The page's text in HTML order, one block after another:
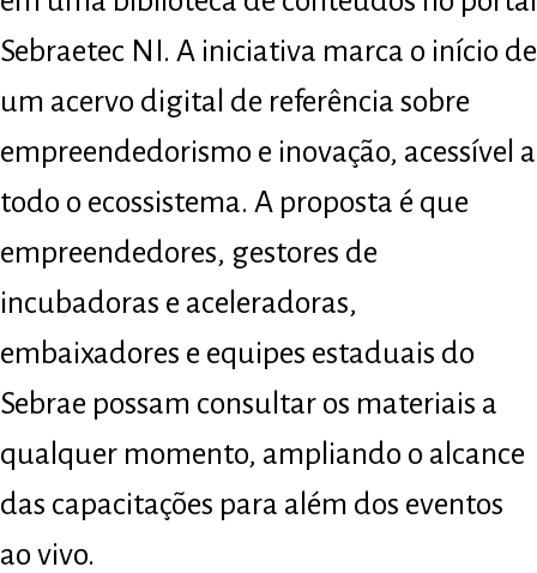
Sebraetec NI. A iniciativa marca o início de
um acervo digital de referência sobre
empreendedorismo e inovação, acessível a
todo o ecossistema. A proposta é que
empreendedores, gestores de
incubadoras e aceleradoras,
embaixadores e equipes estaduais do
Sebrae possam consultar os materiais a
qualquer momento, ampliando o alcance
das capacitações para além dos eventos
ao vivo.